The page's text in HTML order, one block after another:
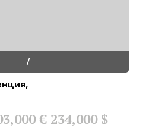
/
,
€ 234,000 $